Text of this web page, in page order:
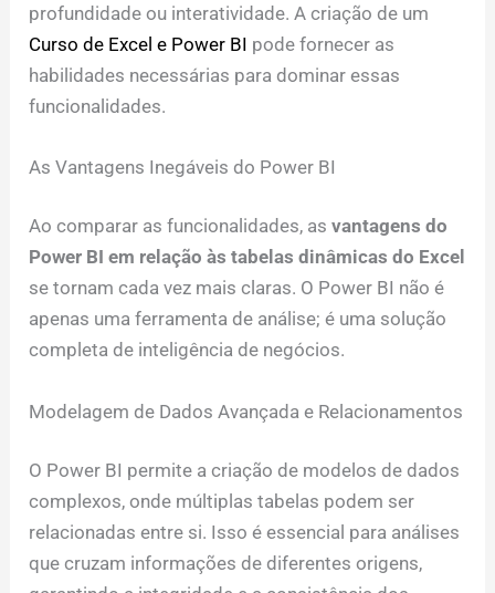
profundidade ou interatividade. A criação de um
Curso de Excel e Power BI pode fornecer as
habilidades necessárias para dominar essas
funcionalidades.
As Vantagens Inegáveis do Power BI
Ao comparar as funcionalidades, asvantagens do
Power BI em relação às tabelas dinâmicas do Excel
se tornam cada vez mais claras. O Power BI não é
apenas uma ferramenta de análise; é uma solução
completa de inteligência de negócios.
Modelagem de Dados Avançada e Relacionamentos
O Power BI permite a criação de modelos de dados
complexos, onde múltiplas tabelas podem ser
relacionadas entre si. Isso é essencial para análises
que cruzam informações de diferentes origens,